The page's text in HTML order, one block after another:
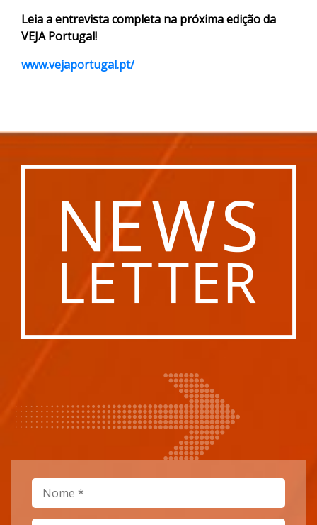
Leia a entrevista completa na próxima edição da
VEJA Portugal!
www.vejaportugal.pt/